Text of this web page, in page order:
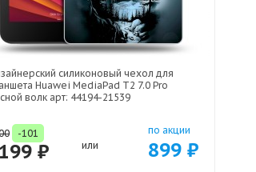
силиконовый чехол для
Huawei MediaPad T2 7.0 Pro
волк арт: 44194-21539
-101
₽ или
по акции
899 ₽